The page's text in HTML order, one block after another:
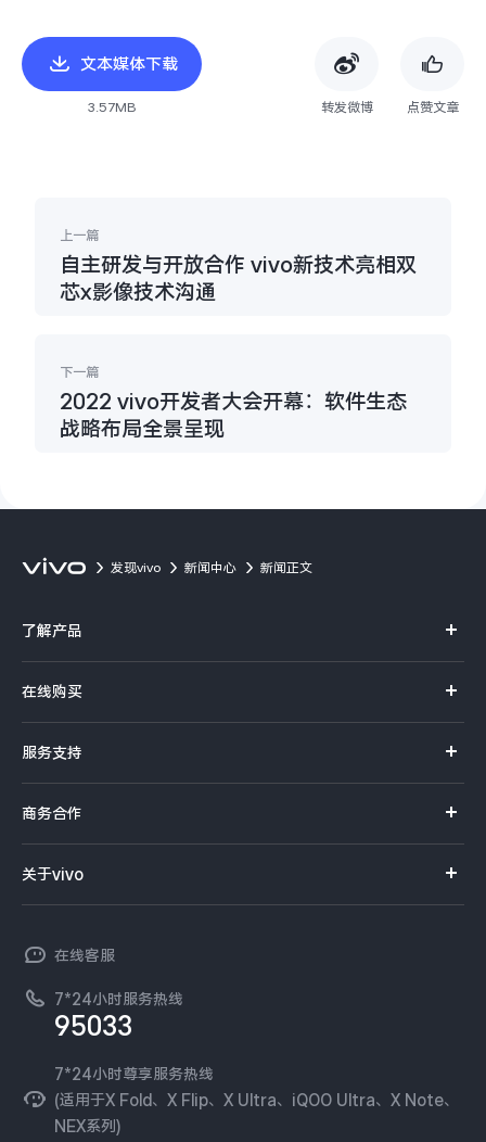
文本媒体下载
3.57MB 转发微博 点赞文章
上一篇
自主研发与开放合作 vivo新技术亮相双
芯x影像技术沟通
下一篇
2022 vivo开发者大会开幕：软件生态
战略布局全景呈现
发现vivo 新闻中心 新闻正文
了解产品
Y系列
iQOO手机
NEX系列
在线购买
选购配件
订单查询
服务支持
查找手机
环保回收
安全公告
服务隐私政策
商务合作
vivo 企业业务
廉正合规
国补营业执照
无线电发射设备销售备案
关于vivo
工作机会
新闻资讯
可持续发展
在线客服
7*24小时服务热线
95033
7*24小时尊享服务热线
(适用于X Fold、X Flip、X Ultra、iQOO Ultra、X Note、
NEX系列)